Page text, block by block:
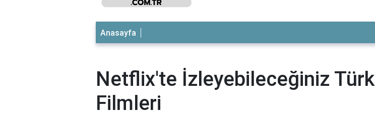
Anasayfa
Netflix'te İzleyebileceğiniz Türk
Filmleri